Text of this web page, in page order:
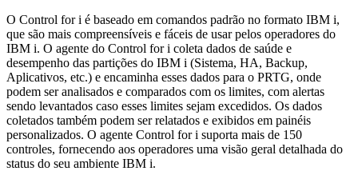
O Control for i é baseado em comandos padrão no formato IBM i,
que são mais compreensíveis e fáceis de usar pelos operadores do
IBM i. O agente do Control for i coleta dados de saúde e
desempenho das partições do IBM i (Sistema, HA, Backup,
Aplicativos, etc.) e encaminha esses dados para o PRTG, onde
podem ser analisados e comparados com os limites, com alertas
sendo levantados caso esses limites sejam excedidos. Os dados
coletados também podem ser relatados e exibidos em painéis
personalizados. O agente Control for i suporta mais de 150
controles, fornecendo aos operadores uma visão geral detalhada do
status do seu ambiente IBM i.